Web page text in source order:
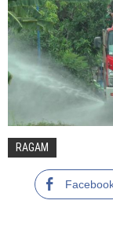
RAGAM